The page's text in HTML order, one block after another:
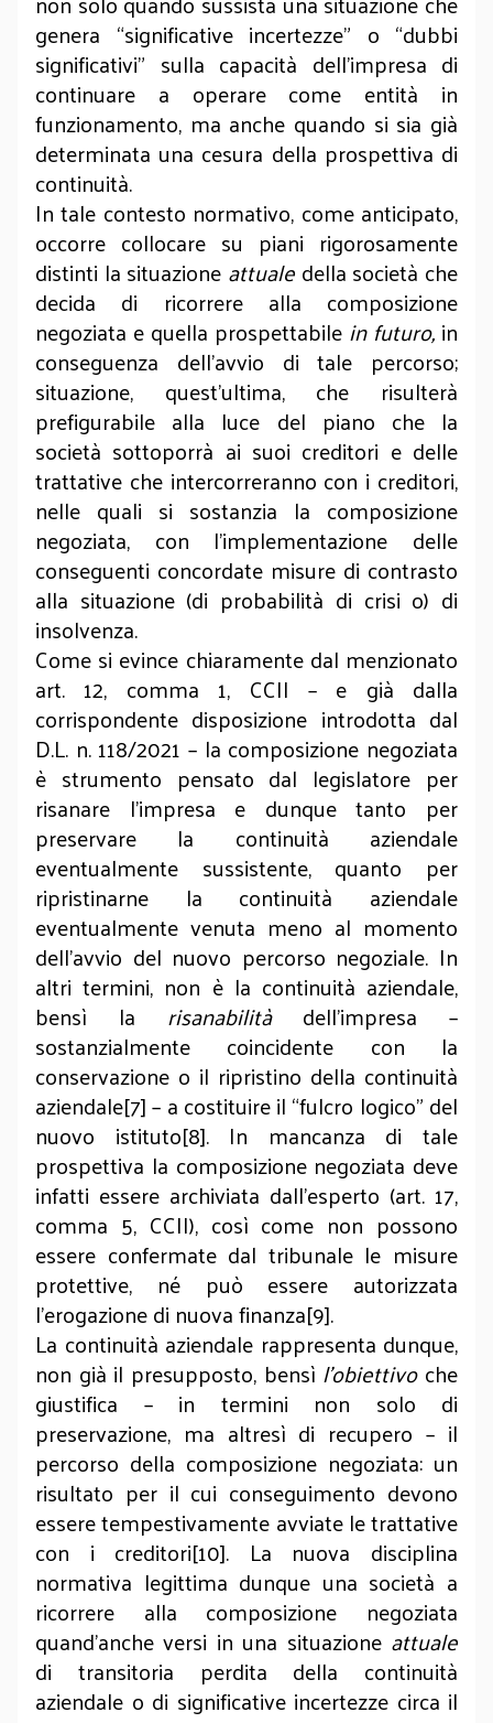
genera “significative incertezze” o “dubbi
significativi” sulla capacità dell’impresa di
continuare a operare come entità in
funzionamento, ma anche quando si sia già
determinata una cesura della prospettiva di
continuità.
In tale contesto normativo, come anticipato,
occorre collocare su piani rigorosamente
distinti la situazioneattualedella società che
decida di ricorrere alla composizione
negoziata e quella prospettabilein futuro,in
conseguenza dell’avvio di tale percorso;
situazione, quest’ultima, che risulterà
prefigurabile alla luce del piano che la
società sottoporrà ai suoi creditori e delle
trattative che intercorreranno con i creditori,
nelle quali si sostanzia la composizione
negoziata, con l’implementazione delle
conseguenti concordate misure di contrasto
alla situazione (di probabilità di crisi o) di
insolvenza.
Come si evince chiaramente dal menzionato
art. 12, comma 1, CCII – e già dalla
corrispondente disposizione introdotta dal
D.L. n. 118/2021 – la composizione negoziata
è strumento pensato dal legislatore per
risanare l’impresa e dunque tanto per
preservare la continuità aziendale
eventualmente sussistente, quanto per
ripristinarne la continuità aziendale
eventualmente venuta meno al momento
dell’avvio del nuovo percorso negoziale. In
altri termini, non è la continuità aziendale,
bensì la risanabilitàdell’impresa –
sostanzialmente coincidente con la
conservazione o il ripristino della continuità
aziendale[7] – a costituire il “fulcro logico” del
nuovo istituto[8]. In mancanza di tale
prospettiva la composizione negoziata deve
infatti essere archiviata dall’esperto (art. 17,
comma 5, CCII), così come non possono
essere confermate dal tribunale le misure
protettive, né può essere autorizzata
l’erogazione di nuova finanza[9].
La continuità aziendale rappresenta dunque,
non già il presupposto, bensì l’obiettivoche
giustifica – in termini non solo di
preservazione, ma altresì di recupero – il
percorso della composizione negoziata: un
risultato per il cui conseguimento devono
essere tempestivamente avviate le trattative
con i creditori[10]. La nuova disciplina
normativa legittima dunque una società a
ricorrere alla composizione negoziata
quand’anche versi in una situazione attuale
di transitoria perdita della continuità
aziendale o di significative incertezze circa il